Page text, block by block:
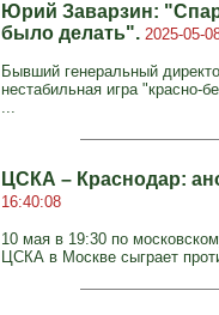
Юрий Заварзин:
было делать". 2025-05-
Бывший генеральный
нестабильная игра "красно-
...
ЦСКА – Краснодар:
16:40:08
10 мая в 19:30 по
ЦСКА в Москве сыграет